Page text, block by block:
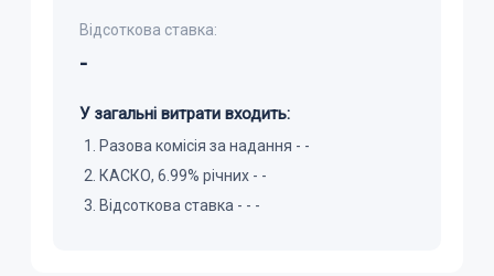
Відсоткова ставка:
-
У загальні витрати входить:
Разова комісія за надання - -
КАСКО, 6.99% річних - -
Відсоткова ставка - - -